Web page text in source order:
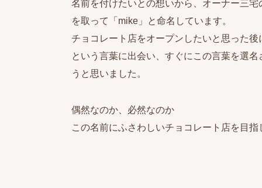
名前を付けたいとの想いから、オーナー三宅
を取って「mike」と命名しています。
チョコレート店をオープンしたいと思った後
という言葉に出会い、すぐにこの言葉を選名
うと思いました。
偶然なのか、必然なのか
この名前にふさわしいチョコレート店を目指